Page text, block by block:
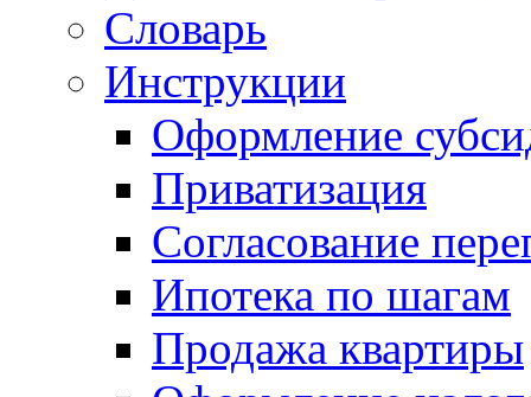
Словарь
Инструкции
Оформление
Приватизация
Согласование
Ипотека по шагам
Продажа квартиры